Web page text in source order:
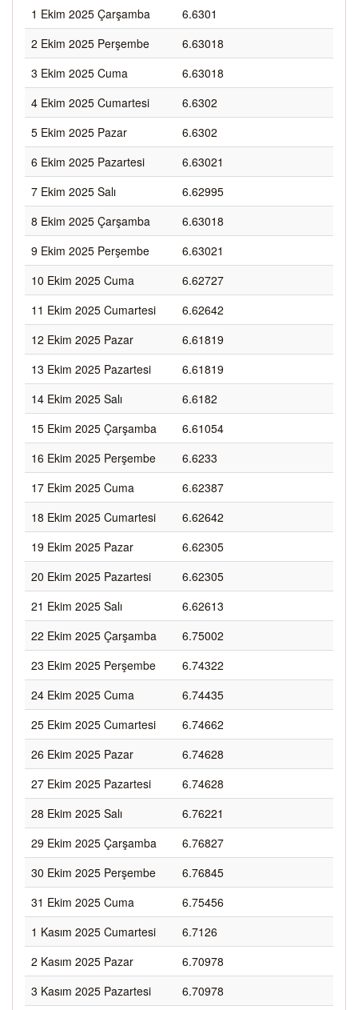
1 Ekim 2025 Çarşamba
6.6301
2 Ekim 2025 Perşembe
6.63018
3 Ekim 2025 Cuma
6.63018
4 Ekim 2025 Cumartesi
6.6302
5 Ekim 2025 Pazar
6.6302
6 Ekim 2025 Pazartesi
6.63021
7 Ekim 2025 Salı
6.62995
8 Ekim 2025 Çarşamba
6.63018
9 Ekim 2025 Perşembe
6.63021
10 Ekim 2025 Cuma
6.62727
11 Ekim 2025 Cumartesi
6.62642
12 Ekim 2025 Pazar
6.61819
13 Ekim 2025 Pazartesi
6.61819
14 Ekim 2025 Salı
6.6182
15 Ekim 2025 Çarşamba
6.61054
16 Ekim 2025 Perşembe
6.6233
17 Ekim 2025 Cuma
6.62387
18 Ekim 2025 Cumartesi
6.62642
19 Ekim 2025 Pazar
6.62305
20 Ekim 2025 Pazartesi
6.62305
21 Ekim 2025 Salı
6.62613
22 Ekim 2025 Çarşamba
6.75002
23 Ekim 2025 Perşembe
6.74322
24 Ekim 2025 Cuma
6.74435
25 Ekim 2025 Cumartesi
6.74662
26 Ekim 2025 Pazar
6.74628
27 Ekim 2025 Pazartesi
6.74628
28 Ekim 2025 Salı
6.76221
29 Ekim 2025 Çarşamba
6.76827
30 Ekim 2025 Perşembe
6.76845
31 Ekim 2025 Cuma
6.75456
1 Kasım 2025 Cumartesi
6.7126
2 Kasım 2025 Pazar
6.70978
3 Kasım 2025 Pazartesi
6.70978